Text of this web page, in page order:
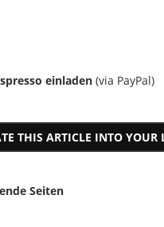
einladen (via PayPal)
THIS ARTICLE INTO YOUR
Seiten